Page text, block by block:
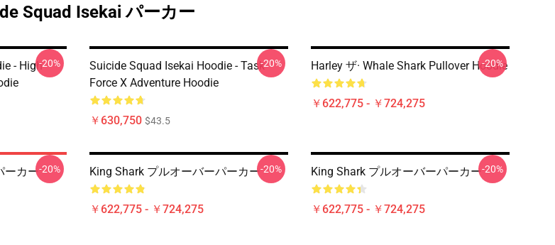
Squad Isekai パーカー
- High-20%
Suicide Squad Isekai Hoodie - Task
Force X Adventure Hoodie
￥630,750 $43.5
-20% Harley ザ· Whale Shark Pullover Hoodie
￥622,775 - ￥724,275
-20%
ーカー-20% King Shark プルオーバーパーカー
￥622,775 - ￥724,275
-20% King Shark プルオーバーパーカー
￥622,775 - ￥724,275
-20%